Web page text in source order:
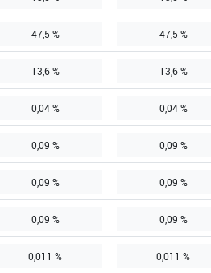
47,5 % 47,5 %
13,6 % 13,6 %
0,04 % 0,04 %
0,09 % 0,09 %
0,09 % 0,09 %
0,09 % 0,09 %
0,011 % 0,011 %